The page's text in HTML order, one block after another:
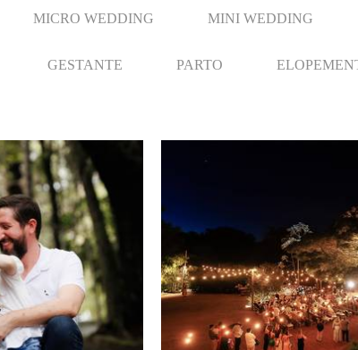
MICRO WEDDING MINI WEDDING
GESTANTE PARTO